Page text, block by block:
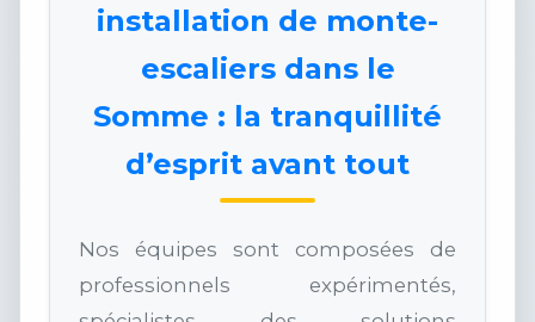
installation de monte-
escaliers dans le
Somme : la tranquillité
d’esprit avant tout
Nos équipes sont composées de
professionnels expérimentés,